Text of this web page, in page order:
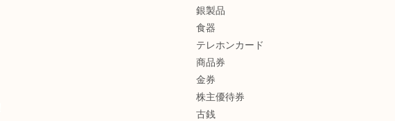
銀製品
食器
テレホンカード
商品券
金券
株主優待券
古銭